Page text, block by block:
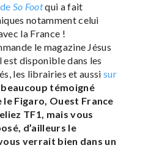
So Footqui a fait
notamment celui
la France !
le magazine Jésus
disponible dans les
les librairies et aussisur
témoigné
le Figaro, Ouest France
TF1, mais vous
d’ailleurs le
verrait bien dans un